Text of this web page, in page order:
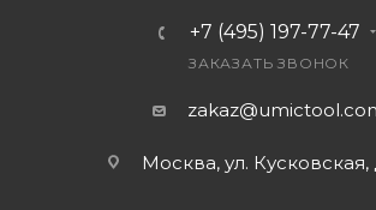
+7 (495) 197-77-47
ЗАКАЗАТЬ ЗВОНОК
Москва, ул. Кусковская,